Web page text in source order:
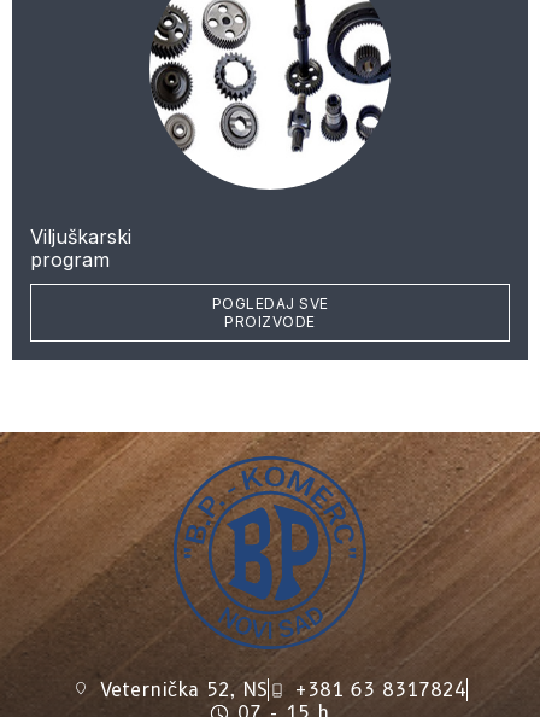
Viljuškarski
program
POGLEDAJ SVE
PROIZVODE
Veternička 52, NS
+381 63 8317824